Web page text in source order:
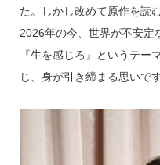
た。しかし改めて原作を読
2026年の今、世界が不安定
『生を感じろ』というテー
じ、身が引き締まる思いです